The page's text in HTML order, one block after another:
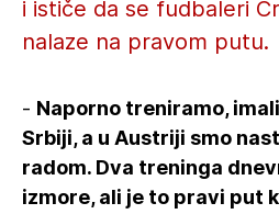
i ističe da se fudbaleri
nalaze na pravom putu.
- Naporno treniramo,
Srbiji, a u Austriji smo
radom. Dva treninga
izmore, ali je to pravi put